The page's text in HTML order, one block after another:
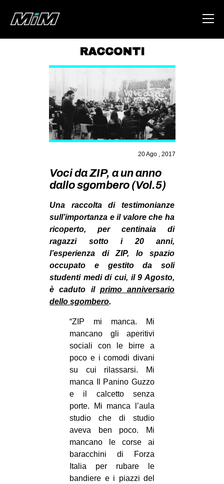
ABOUT
AREA
DEGENERAZIONE
GAZA FREESTYLE
MSM
STUDENTI TSUNAMI
ZAM
MILANO
SPAZI
SPORT POPOLARE
MOVIMENTI
AMBIENTE
ANTIFASCISMO
DIRITTO ALL’ABITARE
GENERI
PRECARIATO
REPRESSIONE
STUDENTI
CULTURE
ARTE
RACCONTI
20 Ago , 2017
Voci da ZIP, a un anno
dallo sgombero (Vol.5)
Una raccolta di testimonianze
sull’importanza e il valore che ha
ricoperto, per centinaia di
ragazzi sotto i 20 anni,
l’esperienza di ZIP, lo spazio
occupato e gestito da soli
studenti medi di cui, il 9 Agosto,
è caduto il primo anniversario
dello sgombero.
“ZIP mi manca. Mi
mancano gli aperitivi
sociali con le birre a
poco e i comodi divani
su cui rilassarsi. Mi
manca Il Panino Guzzo
e il calcetto senza
porte. Mi manca l’aula
studio che di studio
aveva ben poco. Mi
mancano le corse ai
baracchini di Forza
Italia per rubare le
bandiere e i piazzi del